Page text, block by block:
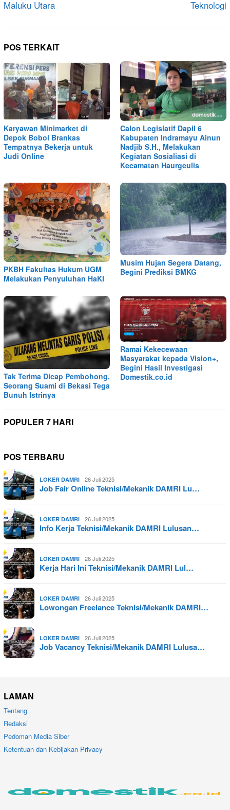
Maluku Utara
Teknologi
POS TERKAIT
Karyawan Minimarket di
Depok Bobol Brankas
Tempatnya Bekerja untuk
Judi Online
Calon Legislatif Dapil 6
Kabupaten Indramayu Ainun
Nadjib S.H., Melakukan
Kegiatan Sosialiasi di
Kecamatan Haurgeulis
PKBH Fakultas Hukum UGM
Melakukan Penyuluhan HaKI
Musim Hujan Segera Datang,
Begini Prediksi BMKG
Tak Terima Dicap Pembohong,
Seorang Suami di Bekasi Tega
Bunuh Istrinya
Ramai Kekecewaan
Masyarakat kepada Vision+,
Begini Hasil Investigasi
Domestik.co.id
POPULER 7 HARI
POS TERBARU
LOKER DAMRI 26 Juli 2025
Job Fair Online Teknisi/Mekanik DAMRI Lu…
LOKER DAMRI 26 Juli 2025
Info Kerja Teknisi/Mekanik DAMRI Lulusan…
LOKER DAMRI 26 Juli 2025
Kerja Hari Ini Teknisi/Mekanik DAMRI Lul…
LOKER DAMRI 26 Juli 2025
Lowongan Freelance Teknisi/Mekanik DAMRI…
LOKER DAMRI 26 Juli 2025
Job Vacancy Teknisi/Mekanik DAMRI Lulusa…
LAMAN
Tentang
Redaksi
Pedoman Media Siber
Ketentuan dan Kebijakan Privacy